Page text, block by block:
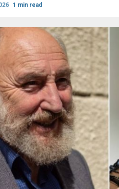
1 min read